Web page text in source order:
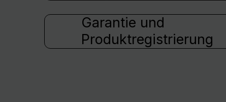
Garantie und
Produktregistrierung